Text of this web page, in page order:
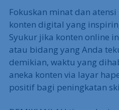
Fokuskan minat dan
konten digital yang
Syukur jika konten online
atau bidang yang Anda
demikian, waktu yang
aneka konten via layar
positif bagi peningkatan